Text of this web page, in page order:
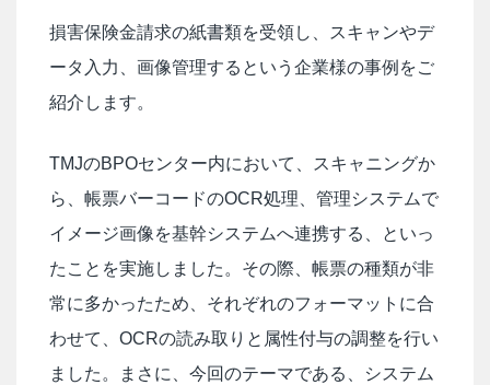
損害保険金請求の紙書類を受領し、スキャンやデ
ータ入力、画像管理するという企業様の事例をご
紹介します。
TMJのBPOセンター内において、スキャニングか
ら、帳票バーコードのOCR処理、管理システムで
イメージ画像を基幹システムへ連携する、といっ
たことを実施しました。その際、帳票の種類が非
常に多かったため、それぞれのフォーマットに合
わせて、OCRの読み取りと属性付与の調整を行い
ました。まさに、今回のテーマである、システム